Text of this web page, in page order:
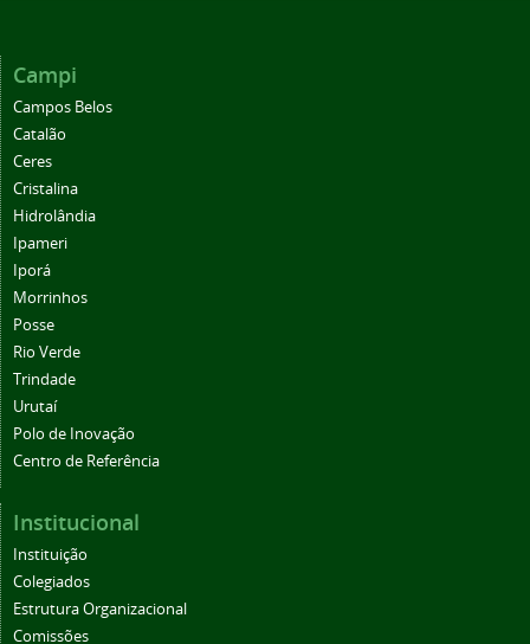
Campi
Campos Belos
Catalão
Ceres
Cristalina
Hidrolândia
Ipameri
Iporá
Morrinhos
Posse
Rio Verde
Trindade
Urutaí
Polo de Inovação
Centro de Referência
Institucional
Instituição
Colegiados
Estrutura Organizacional
Comissões